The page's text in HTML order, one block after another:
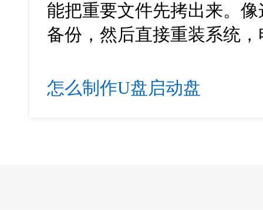
能把重要文件先拷出来。
备份，然后直接重装系统
怎么制作U盘启动盘